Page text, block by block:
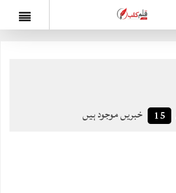
15 خبریں موجود ہیں